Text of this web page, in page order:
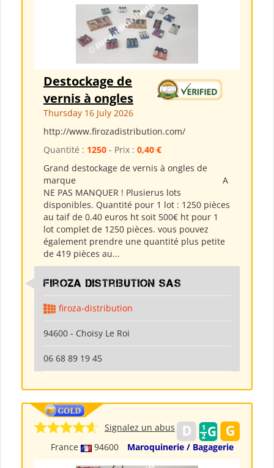
Destockage de
vernis à ongles
Thursday 16 July 2026
http://www.firozadistribution.com/
Quantité : 1250 - Prix : 0,40 €
Grand destockage de vernis à ongles de
marque A
NE PAS MANQUER ! Plusierus lots
disponibles. Quantité pour 1 lot : 1250 pièces
au taif de 0.40 euros ht soit 500€ ht pour 1
lot complet de 1250 pièces. vous pouvez
également prendre une quantité plus petite
de 419 pièces au...
Firoza Distribution SAS
firoza-distribution
94600 - Choisy Le Roi
06 68 89 19 45
France 94600 Maroquinerie / Bagagerie
Signalez un abus